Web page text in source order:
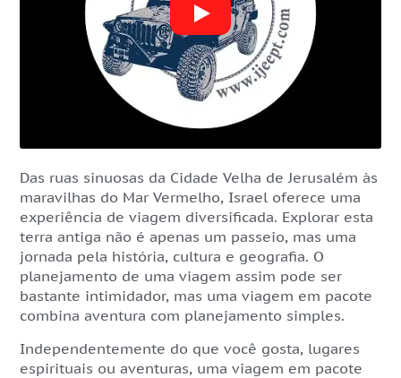
Das ruas sinuosas da Cidade Velha de Jerusalém às
maravilhas do Mar Vermelho, Israel oferece uma
experiência de viagem diversificada. Explorar esta
terra antiga não é apenas um passeio, mas uma
jornada pela história, cultura e geografia. O
planejamento de uma viagem assim pode ser
bastante intimidador, mas uma viagem em pacote
combina aventura com planejamento simples.
Independentemente do que você gosta, lugares
espirituais ou aventuras, uma viagem em pacote